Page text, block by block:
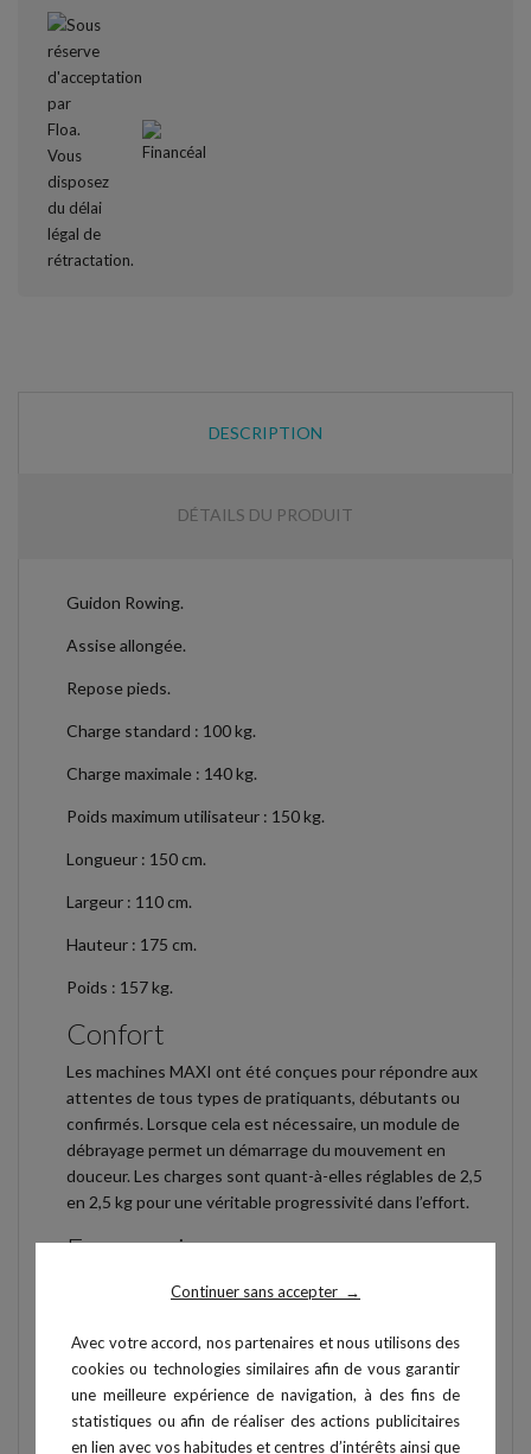
Continuer sans accepter →
Avec votre accord, nos partenaires et nous utilisons des
cookies ou technologies similaires afin de vous garantir
une meilleure expérience de navigation, à des fins de
statistiques ou afin de réaliser des actions publicitaires
en lien avec vos habitudes et centres d’intérêts ainsi que
DESCRIPTION
DÉTAILS DU PRODUIT
Guidon Rowing.
Assise allongée.
Repose pieds.
Charge standard : 100 kg.
Charge maximale : 140 kg.
Poids maximum utilisateur : 150 kg.
Longueur : 150 cm.
Largeur : 110 cm.
Hauteur : 175 cm.
Poids : 157 kg.
Confort
Les machines MAXI ont été conçues pour répondre aux
attentes de tous types de pratiquants, débutants ou
confirmés. Lorsque cela est nécessaire, un module de
débrayage permet un démarrage du mouvement en
douceur. Les charges sont quant-à-elles réglables de 2,5
en 2,5 kg pour une véritable progressivité dans l’effort.
Ergonomie
Issues de développements réalisés à l’origine pour le
exigences les plus fines en termes biomécaniques. Elles
offrent un grand nombre de réglages : angles, plateaux,
dossiers, assises...
Personnalisation